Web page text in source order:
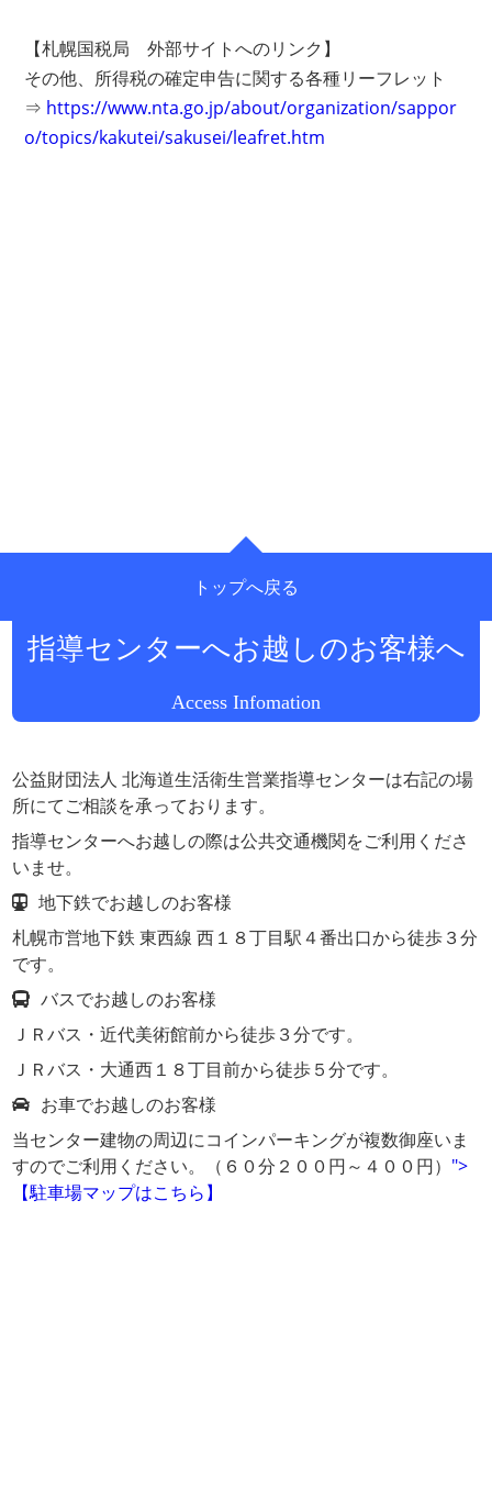
【札幌国税局 外部サイトへのリンク】
その他、所得税の確定申告に関する各種リーフレット
⇒ https://www.nta.go.jp/about/organization/sappor
o/topics/kakutei/sakusei/leafret.htm
トップへ戻る
指導センターへお越しのお客様へ
Access Infomation
公益財団法人 北海道生活衛生営業指導センターは右記の場
所にてご相談を承っております。
指導センターへお越しの際は公共交通機関をご利用くださ
いませ。
地下鉄でお越しのお客様
札幌市営地下鉄 東西線 西１８丁目駅４番出口から徒歩３分
です。
バスでお越しのお客様
ＪＲバス・近代美術館前から徒歩３分です。
ＪＲバス・大通西１８丁目前から徒歩５分です。
お車でお越しのお客様
当センター建物の周辺にコインパーキングが複数御座いま
すのでご利用ください。（６０分２００円～４００円） ">
【駐車場マップはこちら】